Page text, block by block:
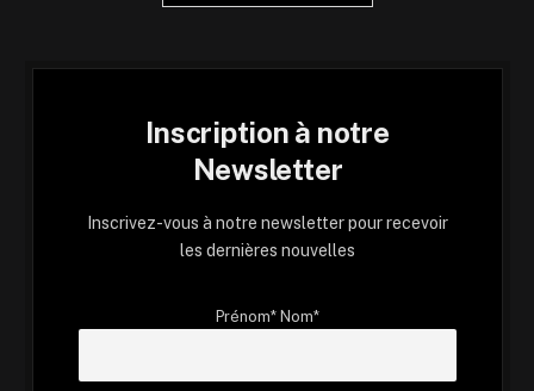
Inscription à notre
Newsletter
Inscrivez-vous à notre newsletter pour recevoir
les dernières nouvelles
Prénom* Nom*